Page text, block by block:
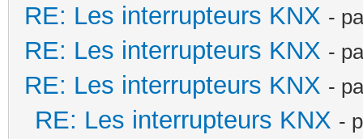
RE: Les interrupteurs KNX -
RE: Les interrupteurs KNX -
RE: Les interrupteurs KNX -
RE: Les interrupteurs KNX -